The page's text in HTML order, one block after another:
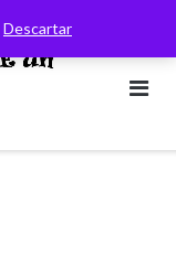
Descartar